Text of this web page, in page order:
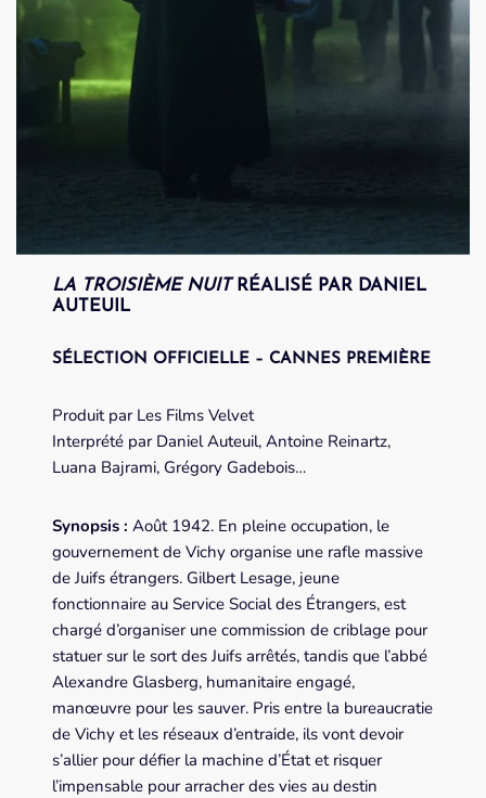
LA TROISIÈME NUIT RÉALISÉ PAR DANIEL
AUTEUIL
SÉLECTION OFFICIELLE – CANNES PREMIÈRE
Produit par Les Films Velvet
Interprété par Daniel Auteuil, Antoine Reinartz,
Luana Bajrami, Grégory Gadebois…
Synopsis : Août 1942. En pleine occupation, le
gouvernement de Vichy organise une rafle massive
de Juifs étrangers. Gilbert Lesage, jeune
fonctionnaire au Service Social des Étrangers, est
chargé d’organiser une commission de criblage pour
statuer sur le sort des Juifs arrêtés, tandis que l’abbé
Alexandre Glasberg, humanitaire engagé,
manœuvre pour les sauver. Pris entre la bureaucratie
de Vichy et les réseaux d’entraide, ils vont devoir
s’allier pour défier la machine d’État et risquer
l’impensable pour arracher des vies au destin